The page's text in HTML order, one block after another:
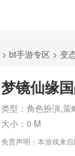
> bt手游专区 > 变
梦镜仙缘
类型： 角色扮演,策
大小： 0 M
免责声明：本游戏来